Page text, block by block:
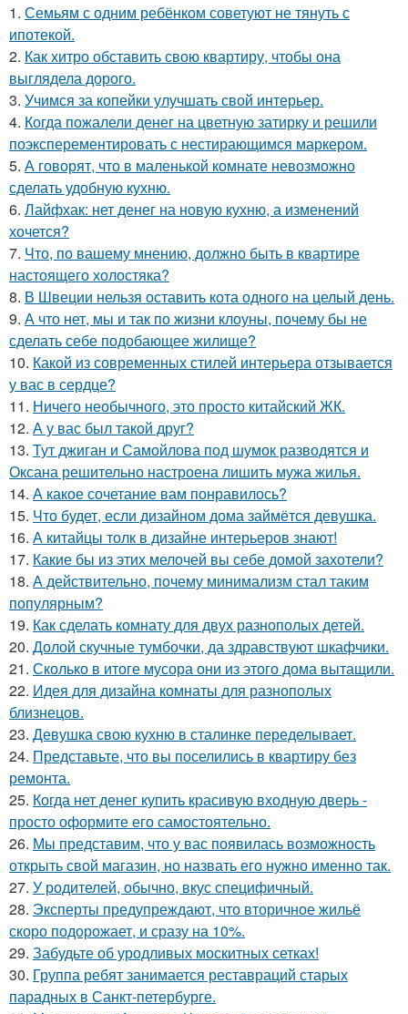
1. Семьям с одним ребёнком советуют не тянуть с
ипотекой.
2. Как хитро обставить свою квартиру, чтобы она
выглядела дорого.
3. Учимся за копейки улучшать свой интерьер.
4. Когда пожалели денег на цветную затирку и решили
поэксперементировать с нестирающимся маркером.
5. А говорят, что в маленькой комнате невозможно
сделать удобную кухню.
6. Лайфхак: нет денег на новую кухню, а изменений
хочется?
7. Что, по вашему мнению, должно быть в квартире
настоящего холостяка?
8. В Швеции нельзя оставить кота одного на целый день.
9. А что нет, мы и так по жизни клоуны, почему бы не
сделать себе подобающее жилище?
10. Какой из современных стилей интерьера отзывается
у вас в сердце?
11. Ничего необычного, это просто китайский ЖК.
12. А у вас был такой друг?
13. Тут джиган и Самойлова под шумок разводятся и
Оксана решительно настроена лишить мужа жилья.
14. А какое сочетание вам понравилось?
15. Что будет, если дизайном дома займётся девушка.
16. А китайцы толк в дизайне интерьеров знают!
17. Какие бы из этих мелочей вы себе домой захотели?
18. А действительно, почему минимализм стал таким
популярным?
19. Как сделать комнату для двух разнополых детей.
20. Долой скучные тумбочки, да здравствуют шкафчики.
21. Сколько в итоге мусора они из этого дома вытащили.
22. Идея для дизайна комнаты для разнополых
близнецов.
23. Девушка свою кухню в сталинке переделывает.
24. Представьте, что вы поселились в квартиру без
ремонта.
25. Когда нет денег купить красивую входную дверь -
просто оформите его самостоятельно.
26. Мы представим, что у вас появилась возможность
открыть свой магазин, но назвать его нужно именно так.
27. У родителей, обычно, вкус специфичный.
28. Эксперты предупреждают, что вторичное жильё
скоро подорожает, и сразу на 10%.
29. Забудьте об уродливых москитных сетках!
30. Группа ребят занимается реставраций старых
парадных в Санкт-петербурге.